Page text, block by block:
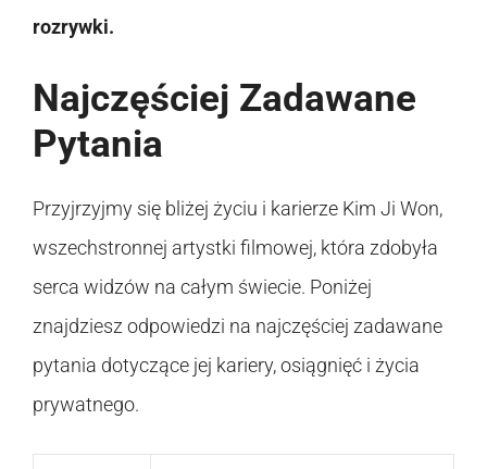
rozrywki.
Najczęściej Zadawane
Pytania
Przyjrzyjmy się bliżej życiu i karierze Kim Ji Won,
wszechstronnej artystki filmowej, która zdobyła
serca widzów na całym świecie. Poniżej
znajdziesz odpowiedzi na najczęściej zadawane
pytania dotyczące jej kariery, osiągnięć i życia
prywatnego.